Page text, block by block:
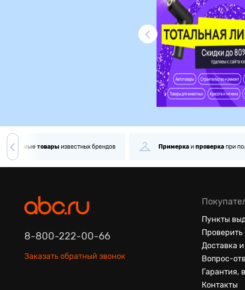
товары известных брендов Примерка и проверка при
8-800-222-00-66
Заказать обратный звонок
Пункты
Проверить
Доставка
Вопрос-
Гарантия,
Контакты